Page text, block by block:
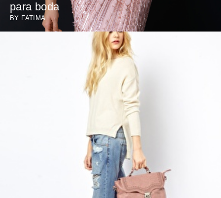
para boda
BY FATIMA